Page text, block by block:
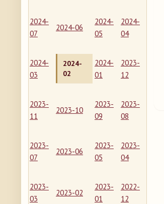
2024-
07
2024-06
2024-
05
2024-
04
2024-
03
2024-
02
2024-
01
2023-
12
2023-
11
2023-10
2023-
09
2023-
08
2023-
07
2023-06
2023-
05
2023-
04
2023-
03
2023-02
2023-
01
2022-
12